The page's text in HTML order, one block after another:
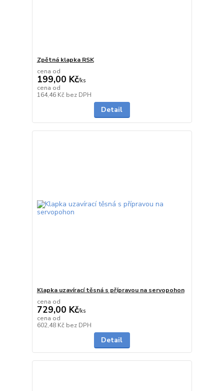
Zpětná klapka RSK
cena od
199,00 Kč/ks
cena od
164,46 Kč bez DPH
Detail
Klapka uzavírací těsná s přípravou na servopohon
cena od
729,00 Kč/ks
cena od
602,48 Kč bez DPH
Detail